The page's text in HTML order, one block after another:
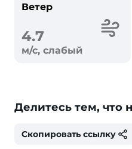
Ветер
4.7
м/с, слабый
Делитесь тем, что
Скопировать ссылку